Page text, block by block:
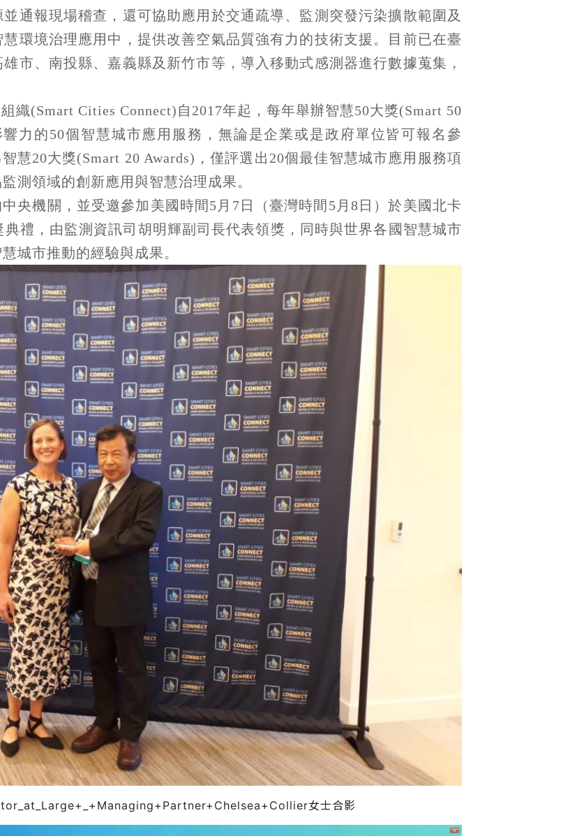
通報現場稽查，還可協助應用於交通疏導、監測突發污染擴散範圍及
環境治理應用中，提供改善空氣品質強有力的技術支援。目前已在臺
市、南投縣、嘉義縣及新竹市等，導入移動式感測器進行數據蒐集，
織(Smart Cities Connect)自2017年起，每年舉辦智慧50大獎(Smart 50
力的50個智慧城市應用服務，無論是企業或是政府單位皆可報名參
慧20大獎(Smart 20 Awards)，僅評選出20個最佳智慧城市應用服務項
測領域的創新應用與智慧治理成果。
央機關，並受邀參加美國時間5月7日（臺灣時間5月8日）於美國北卡
禮，由監測資訊司胡明輝副司長代表領獎，同時與世界各國智慧城市
城市推動的經驗與成果。
女士合影